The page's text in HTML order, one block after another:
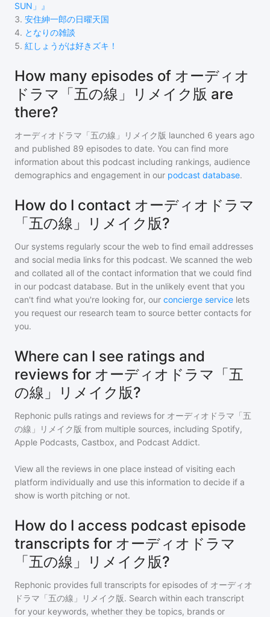
SUN」』
3. 安住紳一郎の日曜天国
4. となりの雑談
5. 紅しょうがは好きズキ！
How many episodes of オーディオ
ドラマ「五の線」リメイク版 are
there?
オーディオドラマ「五の線」リメイク版 launched 6 years ago
and published 89 episodes to date. You can find more
information about this podcast including rankings, audience
demographics and engagement in our podcast database.
How do I contact オーディオドラマ
「五の線」リメイク版?
Our systems regularly scour the web to find email addresses
and social media links for this podcast. We scanned the web
and collated all of the contact information that we could find
in our podcast database. But in the unlikely event that you
can't find what you're looking for, our concierge service lets
you request our research team to source better contacts for
you.
Where can I see ratings and
reviews for オーディオドラマ「五
の線」リメイク版?
Rephonic pulls ratings and reviews for オーディオドラマ「五
の線」リメイク版 from multiple sources, including Spotify,
Apple Podcasts, Castbox, and Podcast Addict.
View all the reviews in one place instead of visiting each
platform individually and use this information to decide if a
show is worth pitching or not.
How do I access podcast episode
transcripts for オーディオドラマ
「五の線」リメイク版?
Rephonic provides full transcripts for episodes of オーディオ
ドラマ「五の線」リメイク版. Search within each transcript
for your keywords, whether they be topics, brands or